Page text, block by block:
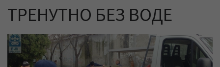
ТРЕНУТНО БЕЗ ВОДЕ